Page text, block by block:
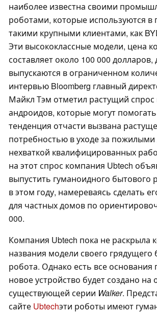
наиболее известна своими
роботами, которые используются в
такими крупными клиентами, как
Эти высококлассные модели, цена
составляет около 100 000 долларов,
выпускаются в ограниченном
интервью Bloomberg главный
Майкл Тэм отметил растущий спрос
андроидов, которые могут помогать
тенденция отчасти вызвана
потребностью в уходе за
нехваткой квалифицированных
на этот спрос компания Ubtech
выпустить гуманоидного бытового
в этом году, намереваясь сделать
для частных домов по
000.
Компания Ubtech пока не раскрыла
названия модели своего грядущего
робота. Однако есть все основания
новое устройство будет создано на
существующей серии Walker.
сайте Ubtechэти роботы имеют